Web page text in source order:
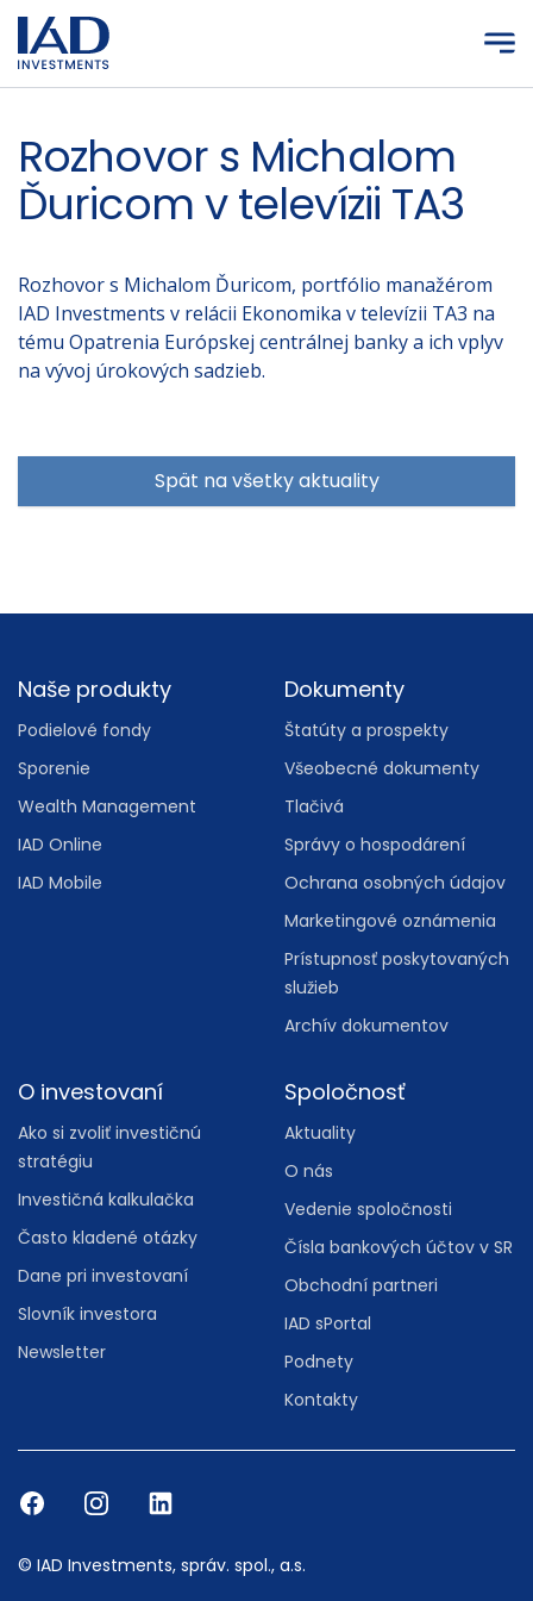
Prejsť na hlavný obsah
Rozhovor s Michalom
Ďuricom v televízii TA3
Rozhovor s Michalom Ďuricom, portfólio manažérom
IAD Investments v relácii Ekonomika v televízii TA3 na
tému Opatrenia Európskej centrálnej banky a ich vplyv
na vývoj úrokových sadzieb.
Spät na všetky aktuality
Footer
Naše produkty
Podielové fondy
Sporenie
Wealth Management
IAD Online
IAD Mobile
Dokumenty
Štatúty a prospekty
Všeobecné dokumenty
Tlačivá
Správy o hospodárení
Ochrana osobných údajov
Marketingové oznámenia
Prístupnosť poskytovaných
služieb
Archív dokumentov
O investovaní
Ako si zvoliť investičnú
stratégiu
Investičná kalkulačka
Často kladené otázky
Dane pri investovaní
Slovník investora
Newsletter
Spoločnosť
Aktuality
O nás
Vedenie spoločnosti
Čísla bankových účtov v SR
Obchodní partneri
IAD sPortal
Podnety
Kontakty
© IAD Investments, správ. spol., a.s.